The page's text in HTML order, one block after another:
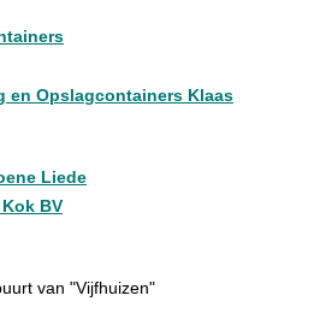
en Opslagcontainers Klaas
Liede
BV
van "Vijfhuizen"